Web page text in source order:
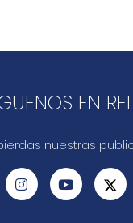
EN
nuestras